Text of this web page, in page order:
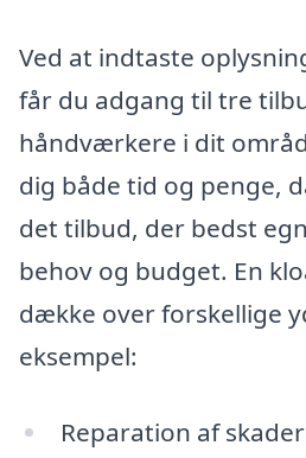
Ved at indtaste
får du adgang til tre
håndværkere i dit
dig både tid og penge,
det tilbud, der bedst
behov og budget. En
dække over forskellige
eksempel:
Reparation af